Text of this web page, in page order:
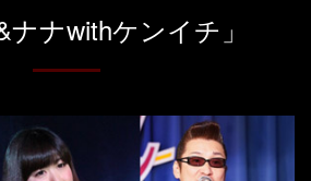
ナナwithケンイチ」